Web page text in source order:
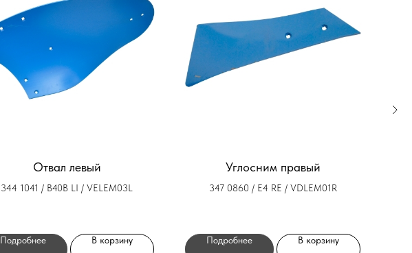
Отвал левый
344 1041 / B40B LI / VELEM03L
Подробнее В корзину
Углосним правый
347 0860 / E4 RE / VDLEM01R
Подробнее В корзину